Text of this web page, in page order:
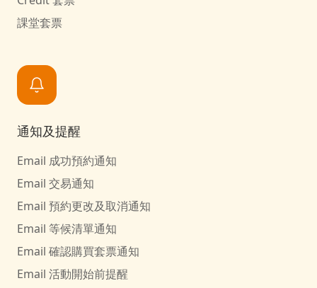
課堂套票
通知及提醒
Email 成功預約通知
Email 交易通知
Email 預約更改及取消通知
Email 等候清單通知
Email 確認購買套票通知
Email 活動開始前提醒